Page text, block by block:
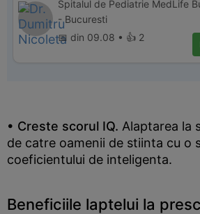
Spitalul de Pediatrie MedLife
- Bucuresti
📅 din 09.08 • 👍 2
• Creste scorul IQ. Alaptarea la
de catre oamenii de stiinta cu o
coeficientului de inteligenta.
Beneficiile laptelui la